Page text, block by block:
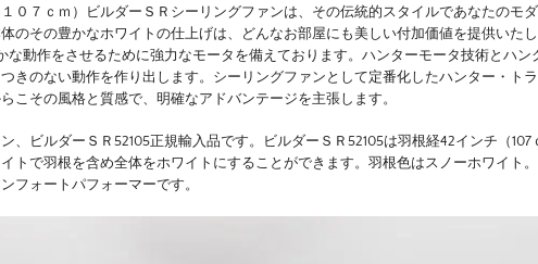
０７ｃｍ）ビルダーＳＲシーリングファンは、その伝統的スタイルであなたのモ
のその豊かなホワイトの仕上げは、どんなお部屋にも美しい付加価値を提供いた
な動作をさせるために強力なモータを備えております。ハンターモータ技術とハン
きのない動作を作り出します。シーリングファンとして定番化したハンター・ト
こその風格と質感で、明確なアドバンテージを主張します。
、ビルダーＳＲ52105正規輸入品です。ビルダーＳＲ52105は羽根経42インチ（107
トで羽根を含め全体をホワイトにすることができます。羽根色はスノーホワイト
フォートパフォーマーです。